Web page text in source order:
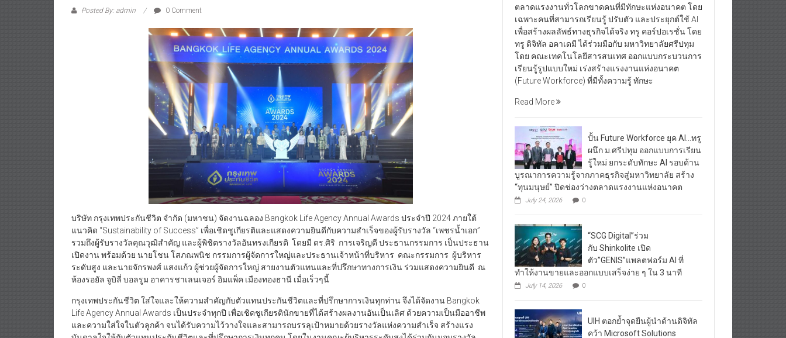
Posted By: admin 0 Comment
บริษัท กรุงเทพประกันชีวิต จำกัด (มหาชน) จัดงานฉลอง Bangkok Life Agency Annual Awards ประจำปี 2024 ภายใต้
แนวคิด “Sustainability of Success” เพื่อเชิดชูเกียรติและแสดงความยินดีกับความสำเร็จของผู้รับรางวัล “เพชรน้ำเอก”
รวมถึงผู้รับรางวัลคุณวุฒิสำคัญ และผู้พิชิตรางวัลอันทรงเกียรติ โดยมี ดร.ศิริ การเจริญดี ประธานกรรมการ เป็นประธาน
เปิดงาน พร้อมด้วย นายโชน โสภณพนิช กรรมการผู้จัดการใหญ่และประธานเจ้าหน้าที่บริหาร คณะกรรมการ ผู้บริหาร
ระดับสูง และนายจักรพงศ์ แสงแก้ว ผู้ช่วยผู้จัดการใหญ่ สายงานตัวแทนและที่ปรึกษาทางการเงิน ร่วมแสดงความยินดี ณ
ห้องรอยัล จูบิลี่ บอลรูม อาคารชาเลนเจอร์ อิมแพ็ค เมืองทองธานี เมื่อเร็วๆนี้
กรุงเทพประกันชีวิต ใส่ใจและให้ความสำคัญกับตัวแทนประกันชีวิตและที่ปรึกษาการเงินทุกท่าน จึงได้จัดงาน Bangkok
Life Agency Annual Awards เป็นประจำทุกปี เพื่อเชิดชูเกียรตินักขายที่ได้สร้างผลงานอันเป็นเลิศ ด้วยความเป็นมืออาชีพ
และความใส่ใจในตัวลูกค้า จนได้รับความไว้วางใจและสามารถบรรลุเป้าหมายด้วยรางวัลแห่งความสำเร็จ สร้างแรง
ตลาดแรงงานทั่วโลกขาดคนที่มีทักษะแห่งอนาคต โดย
เฉพาะคนที่สามารถเรียนรู้ ปรับตัว และประยุกต์ใช้ AI
เพื่อสร้างผลลัพธ์ทางธุรกิจได้จริง ทรู คอร์ปอเรชั่น โดย
ทรู ดิจิทัล อคาเดมี ได้ร่วมมือกับ มหาวิทยาลัยศรีปทุม
โดย คณะเทคโนโลยีสารสนเทศ ออกแบบกระบวนการ
เรียนรู้รูปแบบใหม่ เร่งสร้างแรงงานแห่งอนาคต
(Future Workforce) ที่มีทั้งความรู้ ทักษะ
Read More
ปั้น Future Workforce ยุค AI…ทรู
ผนึก ม.ศรีปทุม ออกแบบการเรียน
รู้ใหม่ ยกระดับทักษะ AI รอบด้าน
บูรณาการความรู้จากภาคธุรกิจสู่มหาวิทยาลัย สร้าง
“ทุนมนุษย์” ปิดช่องว่างตลาดแรงงานแห่งอนาคต
July 24, 2026 0
“SCG Digital”ร่วม
กับ Shinkolite เปิด
ตัว”GENIS”แพลตฟอร์ม AI ที่
ทำให้งานขายและออกแบบเสร็จง่าย ๆ ใน 3 นาที
July 14, 2026 0
UIH ตอกย้ำจุดยืนผู้นำด้านดิจิทัล
คว้า Microsoft Solutions